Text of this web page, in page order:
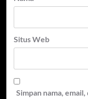
Situs Web
Simpan nama,